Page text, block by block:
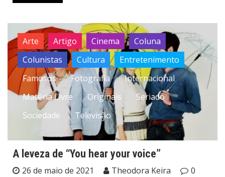
Arte Artigo Cinema
Coluna
Colunistas
Cultura
Entretenimento
Famosos
Fotografia
Internacional
Matéria Livre
Originais
Seriado
Sociedade
Televisão
A leveza de “You hear your voice”
26 de maio de 2021 Theodora Keira
0